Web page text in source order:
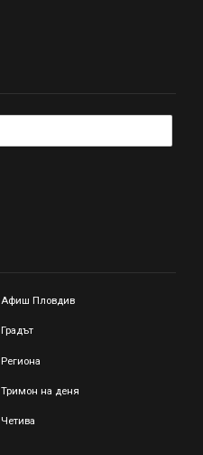
Афиш Пловдив
Градът
Региона
Тримон на деня
Четива